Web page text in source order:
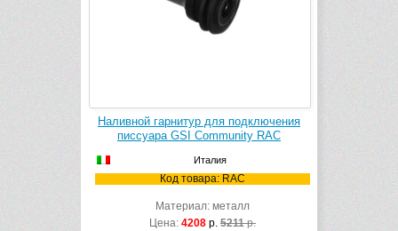
Наливной гарнитур для подключения
писсуара GSI Community RAC
Италия
Код товара: RAC
Материал: металл
Цена: 4208 р. 5211р.